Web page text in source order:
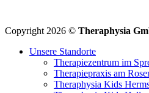
Copyright 2026 © Theraphysia
Unsere Standorte
Therapiezentrum im
Therapiepraxis am
Theraphysia Kids